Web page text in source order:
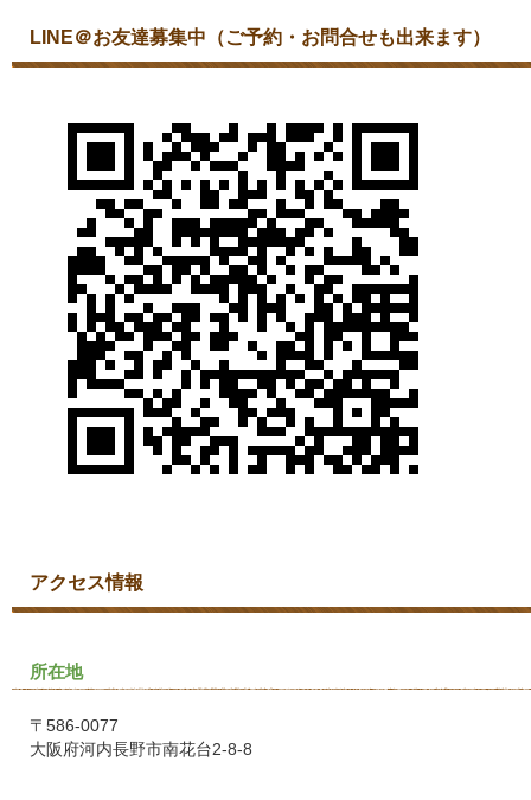
LINE＠お友達募集中（ご予約・お問合せも出来ます）
アクセス情報
所在地
〒586-0077
大阪府河内長野市南花台2-8-8